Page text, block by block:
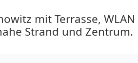
mit Terrasse,
Strand und Zentrum.